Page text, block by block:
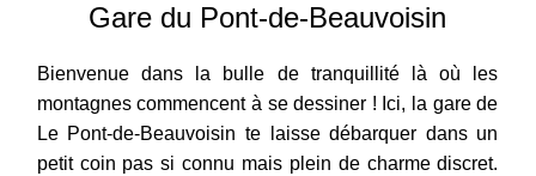
Gare du Pont-de-Beauvoisin
Bienvenue dans la bulle de tranquillité là où les
montagnes commencent à se dessiner ! Ici, la gare de
Le Pont-de-Beauvoisin te laisse débarquer dans un
petit coin pas si connu mais plein de charme discret.